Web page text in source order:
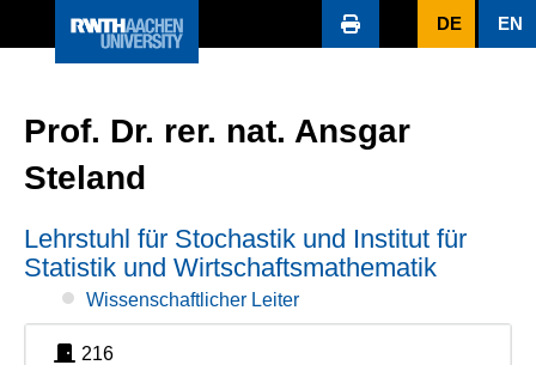
DE EN
Prof. Dr. rer. nat. Ansgar
Steland
Lehrstuhl für Stochastik und Institut für
Statistik und Wirtschaftsmathematik
Wissenschaftlicher Leiter
216